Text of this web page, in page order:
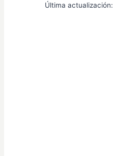
Última actualización: